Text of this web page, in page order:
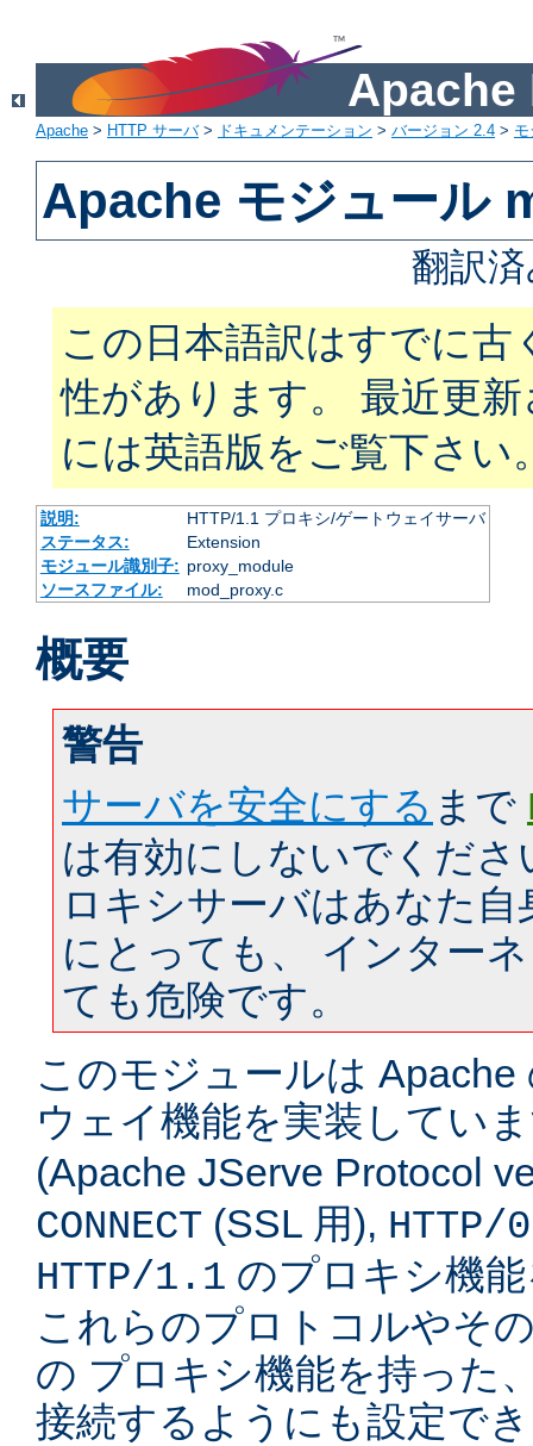
Apache
Apache > HTTP サーバ> ドキュメンテーション > バージョン 2.4 >
Apache モジュール
翻訳
この日本語訳はすでに古
性があります。 最近更
には英語版をご覧下さい
説明:
HTTP/1.1 プロキシ/ゲートウェイサーバ
ステータス:
Extension
モジュール識別子: proxy_module
ソースファイル:
mod_proxy.c
概要
警告
サーバを安全にする まで
は有効にしないでくださ
ロキシサーバはあなた
にとっても、 インター
ても危険です。
このモジュールは
ウェイ機能を実装してい
(Apache JServe Protocol
CONNECT (SSL 用), HTTP/
HTTP/1.1 のプロキシ機
これらのプロトコルやそ
の プロキシ機能を持った
接続するようにも設定で